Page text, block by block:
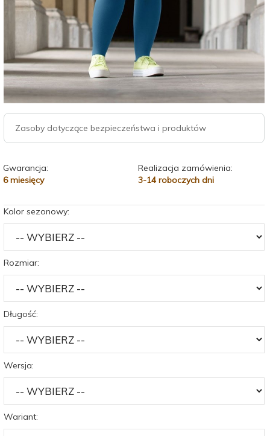
Zasoby dotyczące bezpieczeństwa i produktów
Gwarancja:
6 miesięcy
Realizacja zamówienia:
3-14 roboczych dni
Kolor sezonowy:
Rozmiar:
Długość:
Wersja:
Wariant: